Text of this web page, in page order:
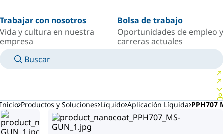
Trabajar con nosotros
Vida y cultura en nuestra
empresa
Bolsa de trabajo
Oportunidades de empleo y
carreras actuales
Buscar
Inicio Productos y Soluciones Líquido Aplicación Líquida PPH707